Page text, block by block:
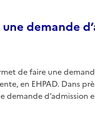
demande
de faire une
en EHPAD. Dans
demande d’admission